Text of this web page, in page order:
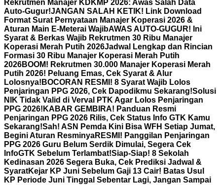
Rekrutmen Manajer KDKMP 2026: Awas Salah Data
Auto-Gugur!JANGAN SALAH KETIK! Link Download
Format Surat Pernyataan Manajer Koperasi 2026 &
Aturan Main E-Meterai WajibAWAS AUTO-GUGUR! Ini
Syarat & Berkas Wajib Rekrutmen 30 Ribu Manajer
Koperasi Merah Putih 2026Jadwal Lengkap dan Rincian
Formasi 30 Ribu Manajer Koperasi Merah Putih
2026BOOM! Rekrutmen 30.000 Manajer Koperasi Merah
Putih 2026! Peluang Emas, Cek Syarat & Alur
Lolosnya! BOCORAN RESMI! 8 Syarat Wajib Lolos
Penjaringan PPG 2026, Cek Dapodikmu Sekarang!Solusi
NIK Tidak Valid di Verval PTK Agar Lolos Penjaringan
PPG 2026! KABAR GEMBIRA! Panduan Resmi
Penjaringan PPG 2026 Rilis, Cek Status Info GTK Kamu
Sekarang!Sah! ASN Pemda Kini Bisa WFH Setiap Jumat,
Begini Aturan ResminyaRESMI! Panggilan Penjaringan
PPG 2026 Guru Belum Serdik Dimulai, Segera Cek
InfoGTK Sebelum Terlambat!Siap-Siap! 8 Sekolah
Kedinasan 2026 Segera Buka, Cek Prediksi Jadwal &
SyaratKejar KP Juni Sebelum Gaji 13 Cair! Batas Usul
KP Periode Juni Tinggal Sebentar Lagi, Jangan Sampai